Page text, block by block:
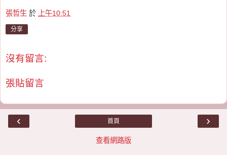
張哲生 於 上午10:51
分享
沒有留言:
張貼留言
‹ ›
首頁
查看網路版